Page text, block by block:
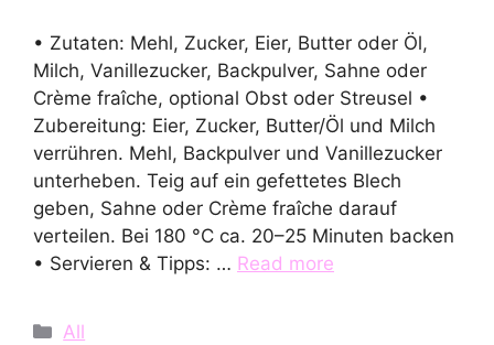
• Zutaten: Mehl, Zucker, Eier, Butter oder Öl,
Milch, Vanillezucker, Backpulver, Sahne oder
Crème fraîche, optional Obst oder Streusel •
Zubereitung: Eier, Zucker, Butter/Öl und Milch
verrühren. Mehl, Backpulver und Vanillezucker
unterheben. Teig auf ein gefettetes Blech
geben, Sahne oder Crème fraîche darauf
verteilen. Bei 180 °C ca. 20–25 Minuten backen
• Servieren & Tipps: … Read more
Categories
All